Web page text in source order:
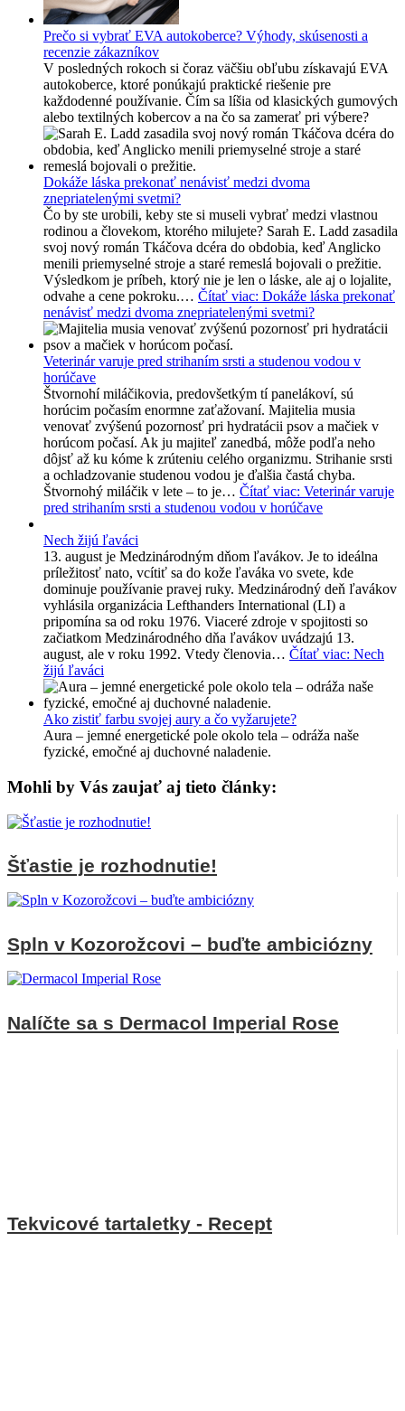
Prečo si vybrať EVA autokoberce? Výhody, skúsenosti a
recenzie zákazníkov
V posledných rokoch si čoraz väčšiu obľubu získavajú EVA
autokoberce, ktoré ponúkajú praktické riešenie pre
každodenné používanie. Čím sa líšia od klasických gumových
alebo textilných kobercov a na čo sa zamerať pri výbere?
Dokáže láska prekonať nenávisť medzi dvoma
znepriatelenými svetmi?
Čo by ste urobili, keby ste si museli vybrať medzi vlastnou
rodinou a človekom, ktorého milujete? Sarah E. Ladd zasadila
svoj nový román Tkáčova dcéra do obdobia, keď Anglicko
menili priemyselné stroje a staré remeslá bojovali o prežitie.
Výsledkom je príbeh, ktorý nie je len o láske, ale aj o lojalite,
odvahe a cene pokroku.… Čítať viac: Dokáže láska prekonať
nenávisť medzi dvoma znepriatelenými svetmi?
Veterinár varuje pred strihaním srsti a studenou vodou v
horúčave
Štvornohí miláčikovia, predovšetkým tí panelákoví, sú
horúcim počasím enormne zaťažovaní. Majitelia musia
venovať zvýšenú pozornosť pri hydratácii psov a mačiek v
horúcom počasí. Ak ju majiteľ zanedbá, môže podľa neho
dôjsť až ku kóme k zrúteniu celého organizmu. Strihanie srsti
a ochladzovanie studenou vodou je ďalšia častá chyba.
Štvornohý miláčik v lete – to je… Čítať viac: Veterinár varuje
pred strihaním srsti a studenou vodou v horúčave
Nech žijú ľaváci
13. august je Medzinárodným dňom ľavákov. Je to ideálna
príležitosť nato, vcítiť sa do kože ľaváka vo svete, kde
dominuje používanie pravej ruky. Medzinárodný deň ľavákov
vyhlásila organizácia Lefthanders International (LI) a
pripomína sa od roku 1976. Viaceré zdroje v spojitosti so
začiatkom Medzinárodného dňa ľavákov uvádzajú 13.
august, ale v roku 1992. Vtedy členovia… Čítať viac: Nech
žijú ľaváci
Ako zistiť farbu svojej aury a čo vyžarujete?
Aura – jemné energetické pole okolo tela – odráža naše
fyzické, emočné aj duchovné naladenie.
Mohli by Vás zaujať aj tieto články:
Šťastie je rozhodnutie!
Spln v Kozorožcovi – buďte ambiciózny
Nalíčte sa s Dermacol Imperial Rose
Tekvicové tartaletky - Recept